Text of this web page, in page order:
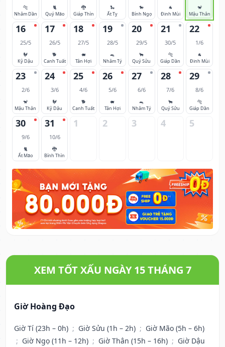
🐅
Nhâm Dần
🐈
Quý Mão
🐉
Giáp Thìn
🐍
Ất Tỵ
🐎
Bính Ngọ
🐐
Đinh Mùi
🐒
Mậu Thân
16
25/5
🐓
Kỷ Dậu
17
26/5
🐕
Canh Tuất
18
27/5
🐖
Tân Hợi
19
28/5
🐀
Nhâm Tý
20
29/5
🐂
Quý Sửu
21
30/5
🐅
Giáp Dần
22
1/6
🐐
Đinh Mùi
23
2/6
🐒
Mậu Thân
24
3/6
🐓
Kỷ Dậu
25
4/6
🐕
Canh Tuất
26
5/6
🐖
Tân Hợi
27
6/6
🐀
Nhâm Tý
28
7/6
🐂
Quý Sửu
29
8/6
🐅
Giáp Dần
30
9/6
🐈
Ất Mão
31
10/6
🐉
Bính Thìn
1 2 3 4 5
XEM TỐT XẤU NGÀY 15 THÁNG 7
Giờ Hoàng Đạo
Giờ Tí (23h – 0h) ; Giờ Sửu (1h – 2h) ; Giờ Mão (5h – 6h)
; Giờ Ngọ (11h – 12h) ; Giờ Thân (15h – 16h) ; Giờ Dậu